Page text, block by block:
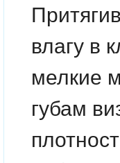
влагу в
мелкие
губам